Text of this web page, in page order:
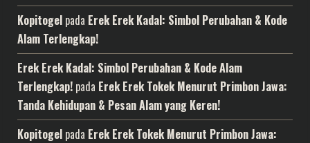
Kopitogel pada Erek Erek Kadal: Simbol Perubahan & Kode
Alam Terlengkap!
Erek Erek Kadal: Simbol Perubahan & Kode Alam
Terlengkap! pada Erek Erek Tokek Menurut Primbon Jawa:
Tanda Kehidupan & Pesan Alam yang Keren!
Kopitogel pada Erek Erek Tokek Menurut Primbon Jawa: